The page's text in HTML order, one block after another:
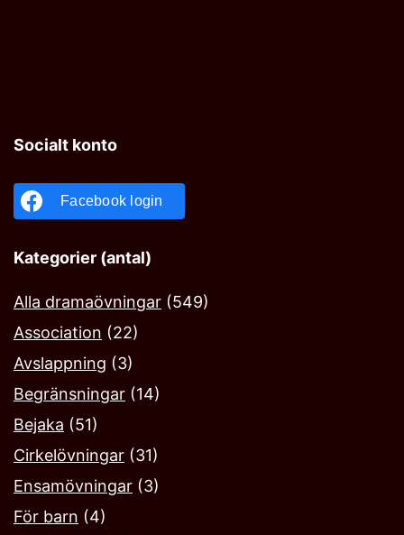
Socialt konto
Facebook login
Kategorier (antal)
Alla dramaövningar (549)
Association (22)
Avslappning (3)
Begränsningar (14)
Bejaka‎ (51)
Cirkelövningar (31)
Ensamövningar (3)
För barn (4)